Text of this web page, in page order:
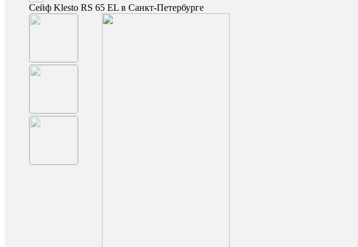
Сейф Klesto RS 65 EL в Санкт-Петербурге